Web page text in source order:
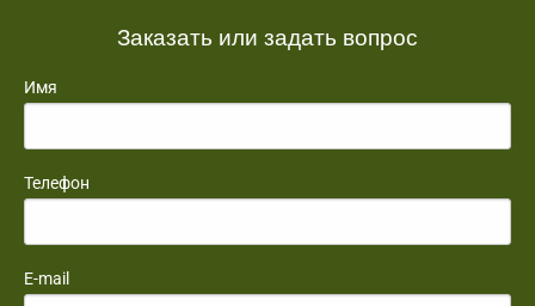
Заказать или задать вопрос
Имя
Телефон
E-mail